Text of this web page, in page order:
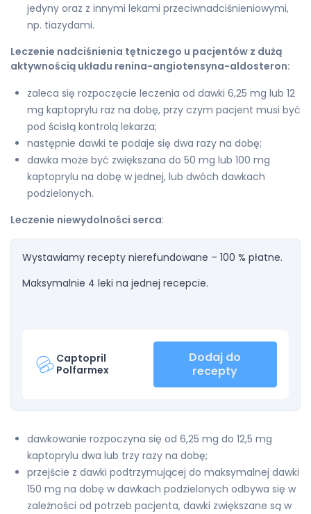
jedyny oraz z innymi lekami przeciwnadciśnieniowymi,
np. tiazydami.
Leczenie nadciśnienia tętniczego u pacjentów z dużą
aktywnością układu renina-angiotensyna-aldosteron:
zaleca się rozpoczęcie leczenia od dawki 6,25 mg lub 12
mg kaptoprylu raz na dobę, przy czym pacjent musi być
pod ścisłą kontrolą lekarza;
następnie dawki te podaje się dwa razy na dobę;
dawka może być zwiększana do 50 mg lub 100 mg
kaptoprylu na dobę w jednej, lub dwóch dawkach
podzielonych.
Leczenie niewydolności serca:
Wystawiamy recepty nierefundowane – 100 % płatne.
Maksymalnie 4 leki na jednej recepcie.
Captopril
Polfarmex
Dodaj do
recepty
dawkowanie rozpoczyna się od 6,25 mg do 12,5 mg
kaptoprylu dwa lub trzy razy na dobę;
przejście z dawki podtrzymującej do maksymalnej dawki
150 mg na dobę w dawkach podzielonych odbywa się w
zależności od potrzeb pacjenta, dawki zwiększane są w